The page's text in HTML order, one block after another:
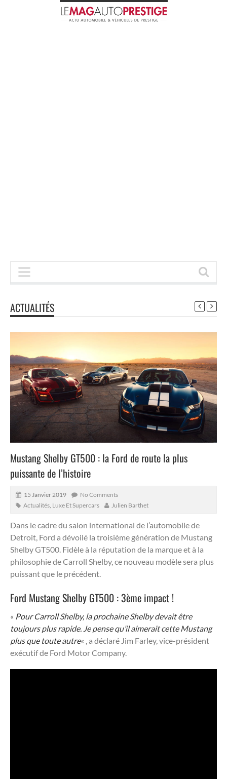
ACTUALITÉS
Mustang Shelby GT500 : la Ford de route la plus
puissante de l’histoire
15 Janvier 2019
No Comments
Actualités Luxe Et Supercars Julien Barthet
Dans le cadre du salon international de l’automobile de
Detroit, Ford a dévoilé la troisième génération de Mustang
Shelby GT500. Fidèle à la réputation de la marque et à la
philosophie de Carroll Shelby, ce nouveau modèle sera plus
puissant que le précédent.
Ford Mustang Shelby GT500 : 3ème impact !
« Pour Carroll Shelby, la prochaine Shelby devait être
toujours plus rapide. Je pense qu’il aimerait cette Mustang
plus que toute autre« , a déclaré Jim Farley, vice-président
exécutif de Ford Motor Company.